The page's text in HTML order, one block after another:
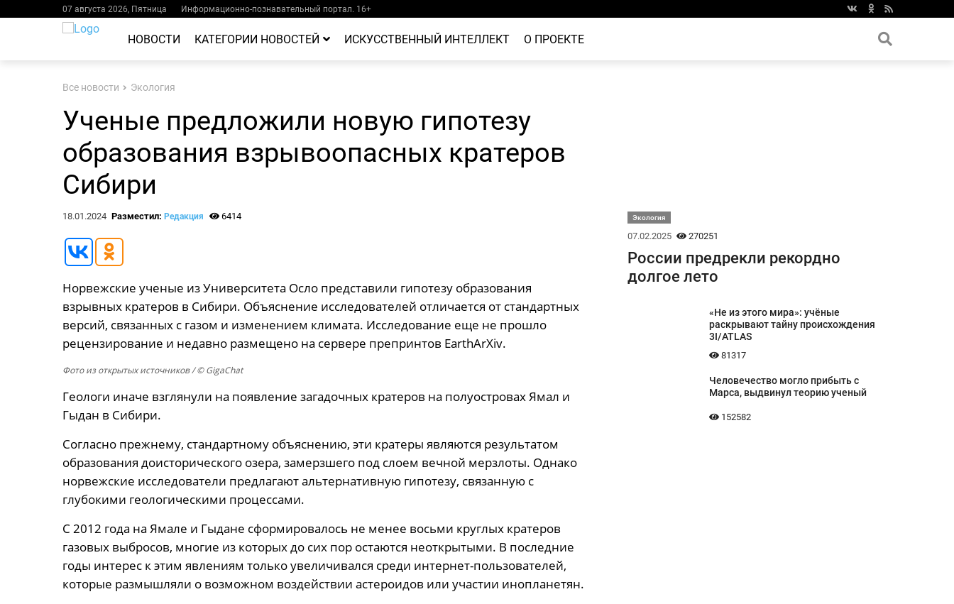
07 августа 2026, Пятница Информационно-познавательный портал. 16+
НОВОСТИ КАТЕГОРИИ НОВОСТЕЙ ИСКУССТВЕННЫЙ ИНТЕЛЛЕКТ О ПРОЕКТЕ
Все новости Экология
Ученые предложили новую гипотезу
образования взрывоопасных кратеров
Сибири
18.01.2024 Разместил: Редакция 6414
Норвежские ученые из Университета Осло представили гипотезу образования
взрывных кратеров в Сибири. Объяснение исследователей отличается от стандартных
версий, связанных с газом и изменением климата. Исследование еще не прошло
рецензирование и недавно размещено на сервере препринтов EarthArXiv.
Фото из открытых источников/ © GigaChat
Геологи иначе взглянули на появление загадочных кратеров на полуостровах Ямал и
Гыдан в Сибири.
Согласно прежнему, стандартному объяснению, эти кратеры являются результатом
образования доисторического озера, замерзшего под слоем вечной мерзлоты. Однако
норвежские исследователи предлагают альтернативную гипотезу, связанную с
глубокими геологическими процессами.
С 2012 года на Ямале и Гыдане сформировалось не менее восьми круглых кратеров
газовых выбросов, многие из которых до сих пор остаются неоткрытыми. В последние
годы интерес к этим явлениям только увеличивался среди интернет-пользователей,
которые размышляли о возможном воздействии астероидов или участии инопланетян.
Экология
07.02.2025 270251
России предрекли рекордно
долгое лето
«Не из этого мира»: учёные
раскрывают тайну происхождения
3I/ATLAS
81317
Человечество могло прибыть с
Марса, выдвинул теорию ученый
152582